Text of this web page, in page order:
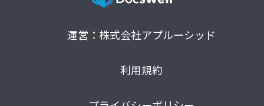
運営：株式会社アプルーシッド
利用規約